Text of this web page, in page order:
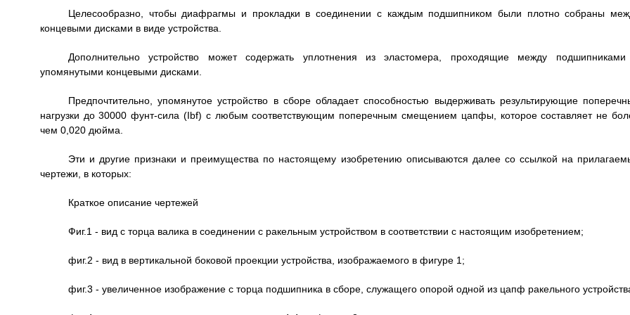
Целесообразно, чтобы диафрагмы и прокладки в соединении с каждым подшипником были плотно собраны
концевыми дисками в виде устройства.
Дополнительно устройство может содержать уплотнения из эластомера, проходящие между
упомянутыми концевыми дисками.
Предпочтительно, упомянутое устройство в сборе обладает способностью выдерживать результирующие
нагрузки до 30000 фунт-сила (Ibf) с любым соответствующим поперечным смещением цапфы, которое составляет не
чем 0,020 дюйма.
Эти и другие признаки и преимущества по настоящему изобретению описываются далее со ссылкой на
чертежи, в которых:
Краткое описание чертежей
Фиг.1 - вид с торца валика в соединении с ракельным устройством в соответствии с настоящим изобретением;
фиг.2 - вид в вертикальной боковой проекции устройства, изображаемого в фигуре 1;
фиг.3 - увеличенное изображение с торца подшипника в сборе, служащего опорой одной из цапф ракельного